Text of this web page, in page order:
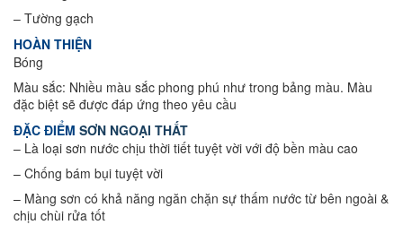
– Tường gạch
HOÀN THIỆN
Bóng
Màu sắc: Nhiều màu sắc phong phú như trong bảng màu. Màu
đặc biệt sẽ được đáp ứng theo yêu cầu
ĐẶC ĐIỂM SƠN NGOẠI THẤT
– Là loại sơn nước chịu thời tiết tuyệt vời với độ bền màu cao
– Chống bám bụi tuyệt vời
– Màng sơn có khả năng ngăn chặn sự thấm nước từ bên ngoài &
chịu chùi rửa tốt